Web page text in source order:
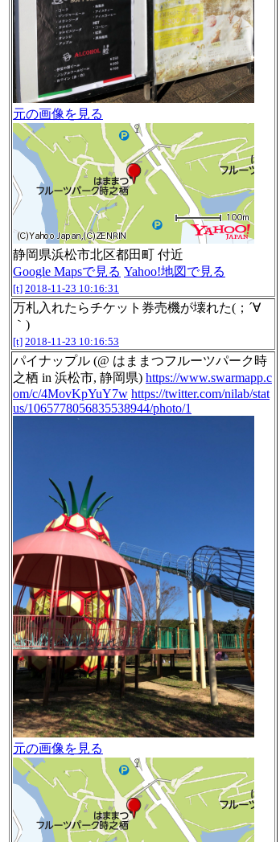
元の画像を見る
静岡県浜松市北区都田町 付近
Google Mapsで見る Yahoo!地図で見る
[t] 2018-11-23 10:16:31
万札入れたらチケット券売機が壊れた(；´∀
｀)
[t] 2018-11-23 10:16:53
パイナップル (@ はままつフルーツパーク時
之栖 in 浜松市, 静岡県) https://www.swarmapp.c
om/c/4MovKpYuY7w https://twitter.com/nilab/stat
us/1065778056835538944/photo/1
元の画像を見る